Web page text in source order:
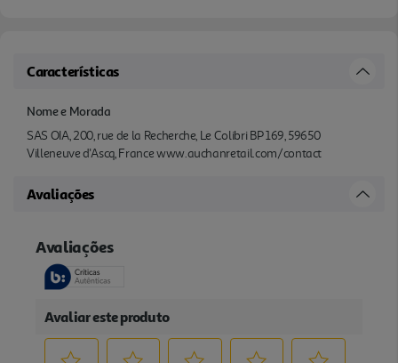
Características
Nome e Morada
SAS OIA, 200, rue de la Recherche, Le Colibri BP 169, 59650
Villeneuve d'Ascq, France www.auchanretail.com/contact
Avaliações